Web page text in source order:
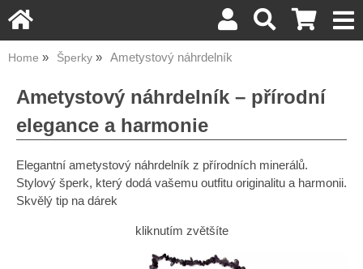
Home Šperky Ametystový náhrdelník
Ametystový náhrdelník – přírodní
elegance a harmonie
Elegantní ametystový náhrdelník z přírodních minerálů.
Stylový šperk, který dodá vašemu outfitu originalitu a harmonii.
Skvělý tip na dárek
kliknutím zvětšíte